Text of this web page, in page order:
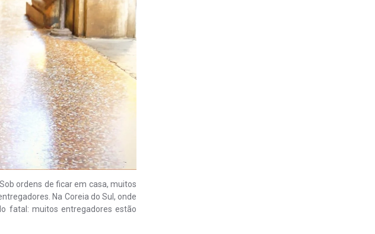
ordens de ficar em casa, muitos
Na Coreia do Sul, onde
fatal: muitos entregadores estão